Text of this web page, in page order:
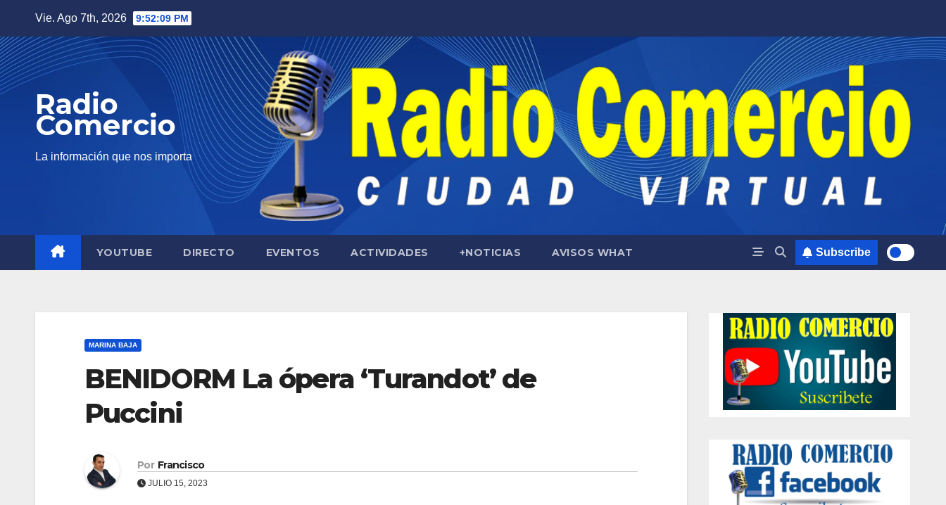
contenido
Vie. Ago 7th, 2026 9:52:11 PM
Radio
Comercio
La información que nos importa
YOUTUBE DIRECTO EVENTOS ACTIVIDADES +NOTICIAS AVISOS WHAT Subscribe
MARINA BAJA
BENIDORM La ópera ‘Turandot’ de
Puccini
Por Francisco
JULIO 15, 2023